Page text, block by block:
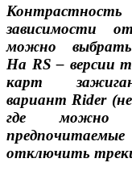
зависимости
можно
На RS – версии
карт
вариант Rider
где можно
отключить